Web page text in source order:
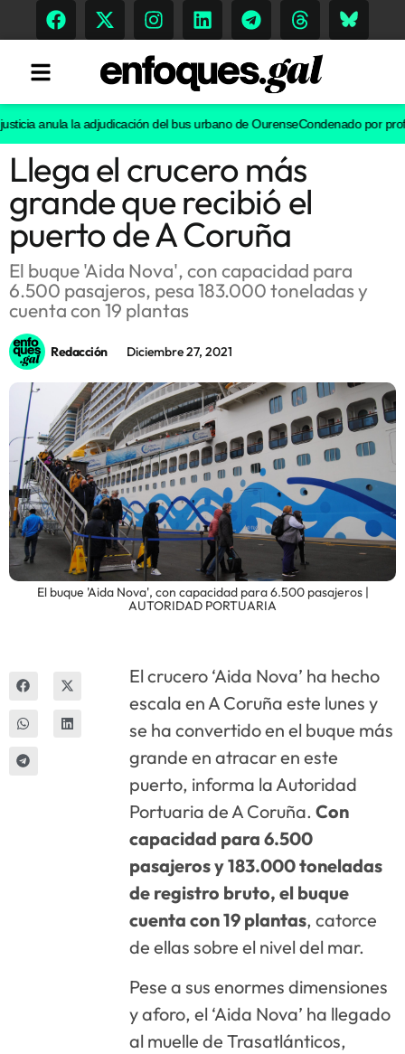
Tendencias
Memoria Histórica
Gastronomía
Escenarios
Sostenibilidad
Innova
anula la adjudicación del bus urbano de OurenseCondenado por
Llega el crucero más
grande que recibió el
puerto de A Coruña
El buque 'Aida Nova', con capacidad para
6.500 pasajeros, pesa 183.000 toneladas y
cuenta con 19 plantas
Redacción Diciembre 27, 2021
El buque 'Aida Nova', con capacidad para 6.500 pasajeros |
AUTORIDAD PORTUARIA
El crucero ‘Aida Nova’ ha hecho
escala en A Coruña este lunes y
se ha convertido en el buque más
grande en atracar en este
puerto, informa la Autoridad
Portuaria de A Coruña.Con
capacidad para 6.500
pasajeros y 183.000 toneladas
de registro bruto, el buque
cuenta con 19 plantas, catorce
de ellas sobre el nivel del mar.
Pese a sus enormes dimensiones
y aforo, el ‘Aida Nova’ ha llegado
al muelle de Trasatlánticos,